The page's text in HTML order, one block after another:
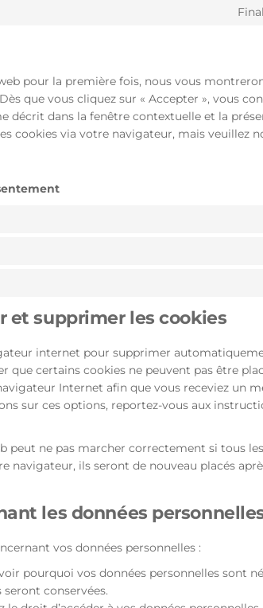
pour la première fois, nous vous
que vous cliquez sur « Accepter », vous
décrit dans la fenêtre contextuelle et la
cookies via votre navigateur, mais veuillez
et supprimer les cookies
internet pour supprimer
que certains cookies ne peuvent pas être
Internet afin que vous receviez un
sur ces options, reportez-vous aux
peut ne pas marcher correctement si tous
navigateur, ils seront de nouveau placés
les données
vos données personnelles :
pourquoi vos données personnelles sont
conservées.